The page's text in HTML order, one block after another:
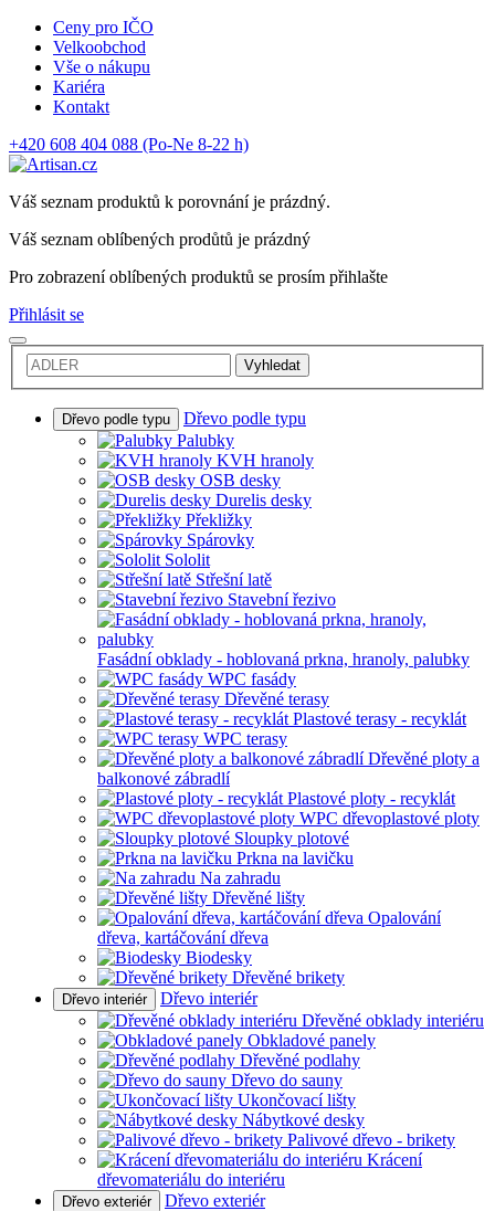
Ceny pro IČO
Velkoobchod
Vše o nákupu
Kariéra
Kontakt
+420 608 404 088 (Po-Ne 8-22 h)
Váš seznam produktů k porovnání je prázdný.
Váš seznam oblíbených prodůtů je prázdný
Pro zobrazení oblíbených produktů se prosím přihlašte
Přihlásit se
Vyhledat
Dřevo podle typu
Dřevo podle typu
Palubky
KVH hranoly
OSB desky
Durelis desky
Překližky
Spárovky
Sololit
Střešní latě
Stavební řezivo
Fasádní obklady - hoblovaná prkna, hranoly, palubky
WPC fasády
Dřevěné terasy
Plastové terasy - recyklát
WPC terasy
Dřevěné ploty a
balkonové zábradlí
Plastové ploty - recyklát
WPC dřevoplastové ploty
Sloupky plotové
Prkna na lavičku
Na zahradu
Dřevěné lišty
Opalování
dřeva, kartáčování dřeva
Biodesky
Dřevěné brikety
Dřevo interiér
Dřevo interiér
Dřevěné obklady interiéru
Obkladové panely
Dřevěné podlahy
Dřevo do sauny
Ukončovací lišty
Nábytkové desky
Palivové dřevo - brikety
Krácení
dřevomateriálu do interiéru
Dřevo exteriér
Dřevo exteriér